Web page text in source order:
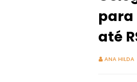
para
até
ANA HILDA